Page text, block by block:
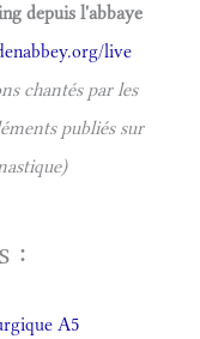
depuis l'abbaye
live
chantés par les
publiés sur
:
A5